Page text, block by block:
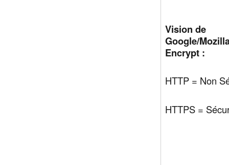
Vision de
Google/
Encrypt :
HTTP = Non
HTTPS =